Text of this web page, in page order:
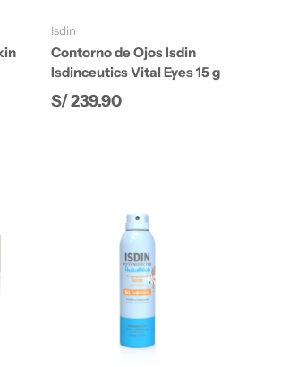
Isdin
Contorno de Ojos Isdin
Isdinceutics Vital Eyes 15 g
Precio normal
S/ 239.90
Añadir al carrito